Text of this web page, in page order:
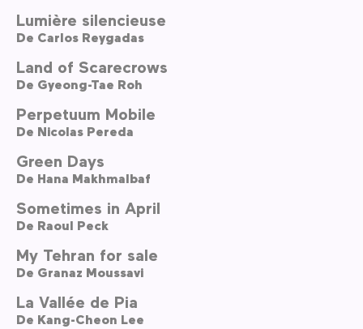
Lumière silencieuse
De Carlos Reygadas
Land of Scarecrows
De Gyeong-Tae Roh
Perpetuum Mobile
De Nicolas Pereda
Green Days
De Hana Makhmalbaf
Sometimes in April
De Raoul Peck
My Tehran for sale
De Granaz Moussavi
La Vallée de Pia
De Kang-Cheon Lee